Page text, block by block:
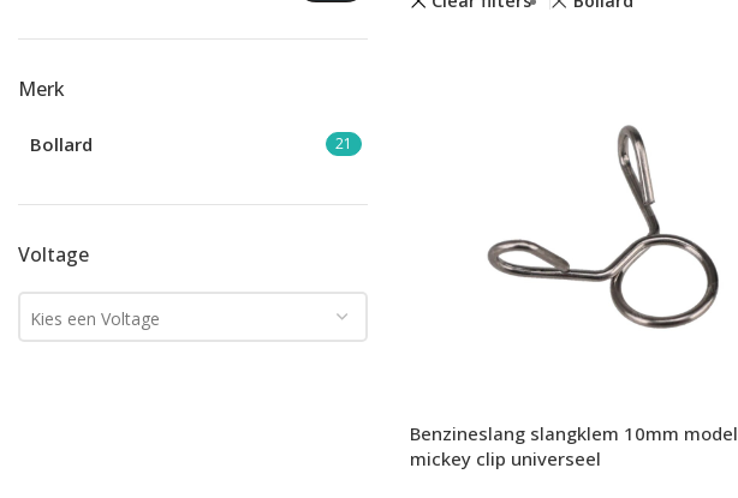
Merk
Bollard 21
Voltage
Kies een Voltage
Benzineslang slangklem 10mm model
mickey clip universeel